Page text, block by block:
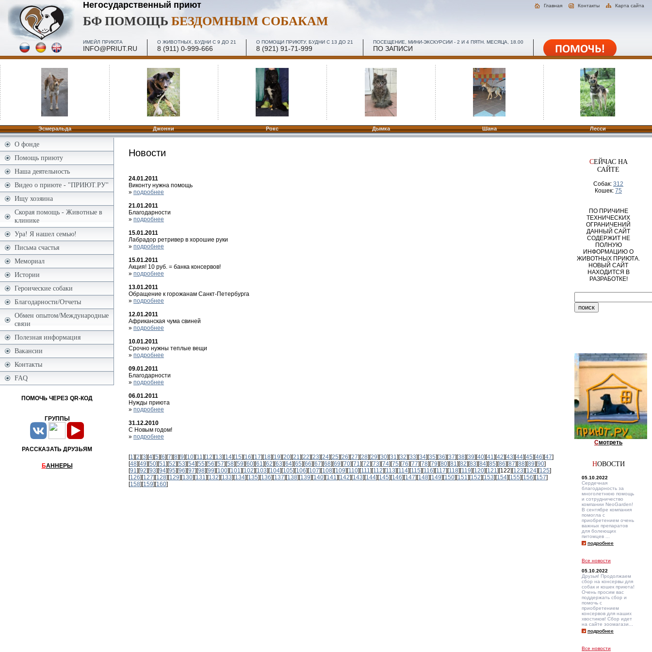
Карта сайта
Контакты
Главная
Негосударственный приют
БФ ПОМОЩЬБЕЗДОМНЫМ СОБАКАМ
ИМЕЙЛ ПРИЮТА
INFO@PRIUT.RU
О ЖИВОТНЫХ, БУДНИ С 9 ДО 21
8 (911) 0-999-666
О ПОМОЩИ ПРИЮТУ, БУДНИ С 13 ДО 21
8 (921) 91-71-999
ПОСЕЩЕНИЕ, МИНИ-ЭКСКУРСИИ - 2 И 4 ПЯТН. МЕСЯЦА, 18.00
ПО ЗАПИСИ
Эсмеральда Джонни Рокс Дымка Шана Лесси
Новости
24.01.2011
Виконту нужна помощь
» подробнее
21.01.2011
Благодарности
» подробнее
15.01.2011
Лабрадор ретривер в хорошие руки
» подробнее
15.01.2011
Акция! 10 руб. = банка консервов!
» подробнее
13.01.2011
Обращение к горожанам Санкт-Петербурга
» подробнее
12.01.2011
Африканская чума свиней
» подробнее
10.01.2011
Срочно нужны теплые вещи
» подробнее
09.01.2011
Благодарности
» подробнее
06.01.2011
Нужды приюта
» подробнее
31.12.2010
С Новым годом!
» подробнее
[1][2][3][4][5][6][7][8][9][10][11][12][13][14][15][16][17][18][19][20][21][22][23][24][25][26][27][28][29][30][31][32][33][34][35][36][37][38][39][40][41][42][43][44][45][46][47]
[48][49][50][51][52][53][54][55][56][57][58][59][60][61][62][63][64][65][66][67][68][69][70][71][72][73][74][75][76][77][78][79][80][81][82][83][84][85][86][87][88][89][90]
[91][92][93][94][95][96][97][98][99][100][101][102][103][104][105][106][107][108][109][110][111][112][113][114][115][116][117][118][119][120][121][122][123][124][125]
[126][127][128][129][130][131][132][133][134][135][136][137][138][139][140][141][142][143][144][145][146][147][148][149][150][151][152][153][154][155][156][157]
[158][159][160]
СЕЙЧАС НА
САЙТЕ
Собак: 312
Кошек: 75
ПО ПРИЧИНЕ
ТЕХНИЧЕСКИХ
ОГРАНИЧЕНИЙ
ДАННЫЙ САЙТ
СОДЕРЖИТ НЕ
ПОЛНУЮ
ИНФОРМАЦИЮ О
ЖИВОТНЫХ ПРИЮТА.
НОВЫЙ САЙТ
НАХОДИТСЯ В
РАЗРАБОТКЕ!
Смотреть
НОВОСТИ
05.10.2022
Сердечная
благодарность за
многолетнюю помощь
и сотрудничество
компании NeoGarden!
В сентябре компания
помогла с
приобретением очень
важных препаратов
для болеющих
питомцев ...
подробнее
Все новости
05.10.2022
Друзья! Продолжаем
сбор на консервы для
собак и кошек приюта!
Очень просим вас
поддержать сбор и
помочь с
приобретением
консервов для наших
хвостиков! Сбор идет
на сайте зоомагази...
подробнее
Все новости
О фонде
Помощь приюту
Наша деятельность
Видео о приюте - "ПРИЮТ.РУ"
Ищу хозяина
Скорая помощь - Животные в
клинике
Ура! Я нашел семью!
Письма счастья
Мемориал
Истории
Героические собаки
Благодарности/Отчеты
Обмен опытом/Международные
связи
Полезная информация
Вакансии
Контакты
FAQ
ПОМОЧЬ ЧЕРЕЗ QR-КОД
ГРУППЫ
РАССКАЗАТЬ ДРУЗЬЯМ
БАННЕРЫ